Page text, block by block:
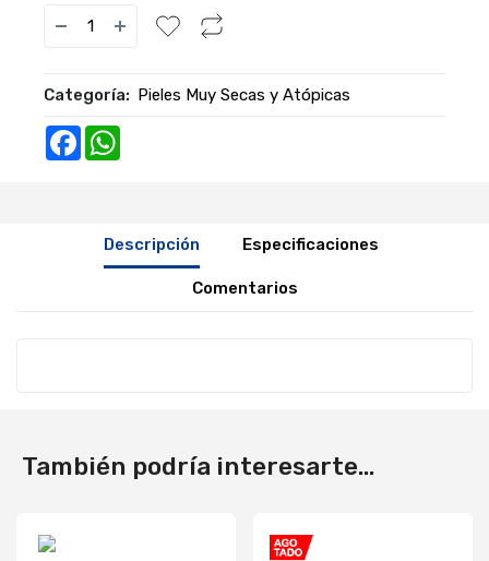
Categoría: Pieles Muy Secas y Atópicas
Facebook
Descripción Especificaciones
Comentarios
También podría interesarte...